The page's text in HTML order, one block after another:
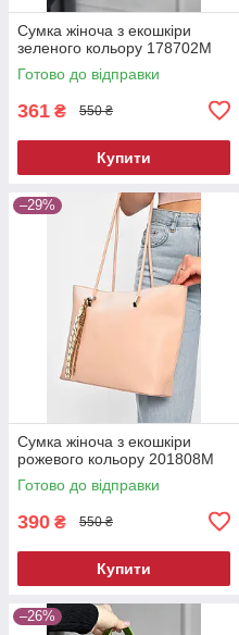
Сумка жіноча з екошкіри
зеленого кольору 178702M
Готово до відправки
361 ₴ 550 ₴
Купити
–29%
Сумка жіноча з екошкіри
рожевого кольору 201808M
Готово до відправки
390 ₴ 550 ₴
Купити
–26%